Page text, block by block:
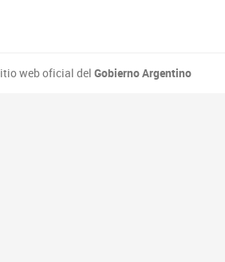
web oficial del Gobierno Argentino